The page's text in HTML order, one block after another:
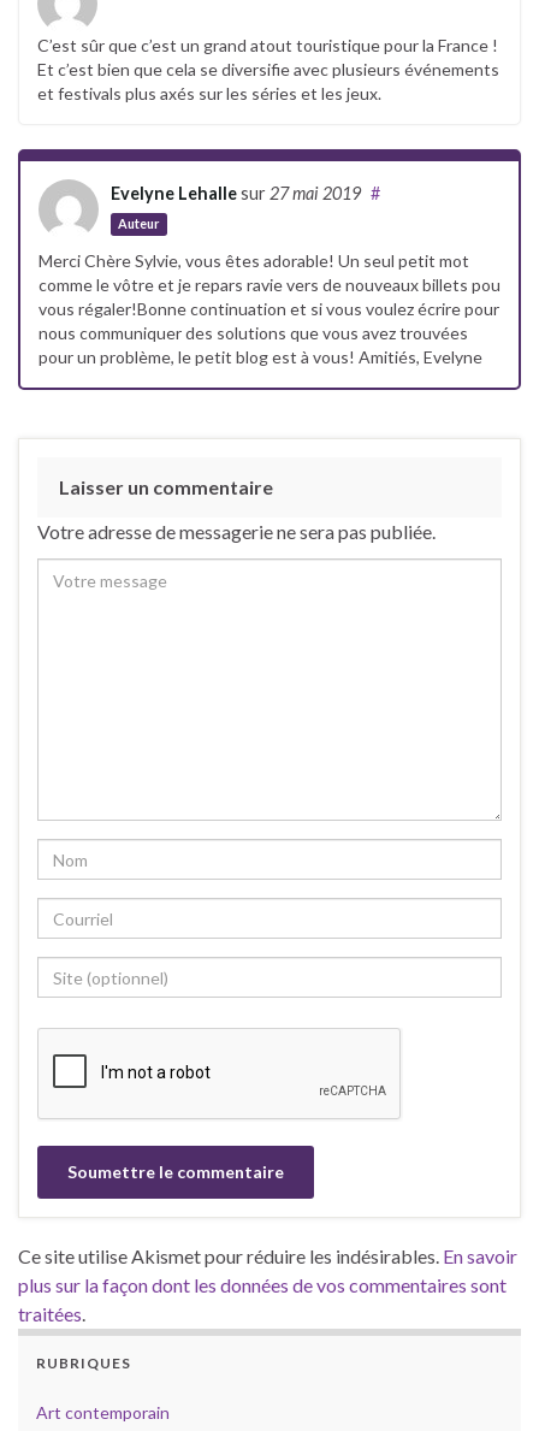
C’est sûr que c’est un grand atout touristique pour la France !
Et c’est bien que cela se diversifie avec plusieurs événements
et festivals plus axés sur les séries et les jeux.
Evelyne Lehallesur 27 mai 2019
Auteur
#
Merci Chère Sylvie, vous êtes adorable! Un seul petit mot
comme le vôtre et je repars ravie vers de nouveaux billets pou
vous régaler!Bonne continuation et si vous voulez écrire pour
nous communiquer des solutions que vous avez trouvées
pour un problème, le petit blog est à vous! Amitiés, Evelyne
Laisser un commentaire
Votre adresse de messagerie ne sera pas publiée.
Ce site utilise Akismet pour réduire les indésirables. En savoir
plus sur la façon dont les données de vos commentaires sont
traitées.
RUBRIQUES
Art contemporain